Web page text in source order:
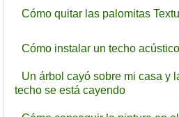
Cómo quitar las palomitas
Cómo instalar un techo
Un árbol cayó sobre mi casa y
techo se está cayendo